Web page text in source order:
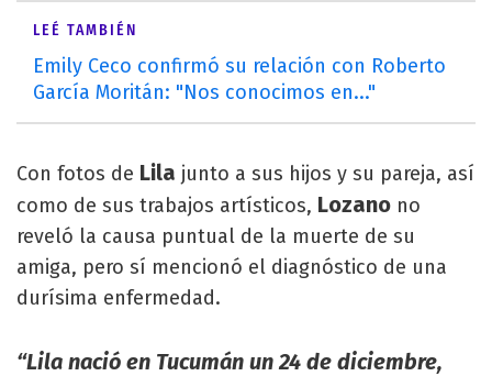
LEÉ TAMBIÉN
Emily Ceco confirmó su relación con Roberto
García Moritán: "Nos conocimos en..."
Con fotos de Lila junto a sus hijos y su pareja, así
como de sus trabajos artísticos, Lozano no
reveló la causa puntual de la muerte de su
amiga, pero sí mencionó el diagnóstico de una
durísima enfermedad.
“Lila nació en Tucumán un 24 de diciembre,